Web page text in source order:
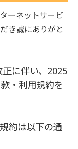
ーネットサービ
き誠にありがと
に伴い、2025
・利用規約を
約は以下の通